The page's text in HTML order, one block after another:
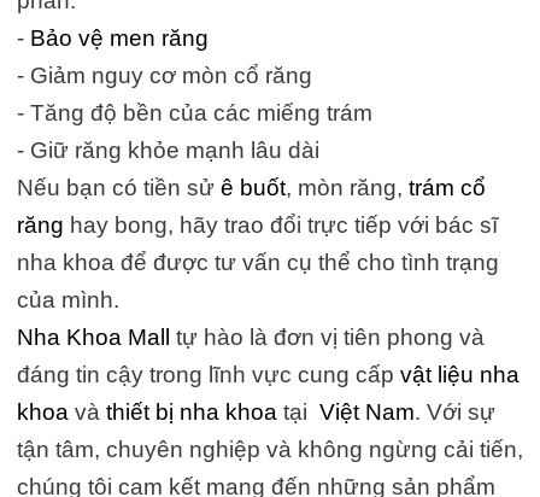
- Bảo vệ men răng
- Giảm nguy cơ mòn cổ răng
- Tăng độ bền của các miếng trám
- Giữ răng khỏe mạnh lâu dài
Nếu bạn có tiền sử ê buốt, mòn răng, trám cổ
răng hay bong, hãy trao đổi trực tiếp với bác sĩ
nha khoa để được tư vấn cụ thể cho tình trạng
của mình.
Nha Khoa Mall
tự hào là đơn vị tiên phong và
đáng tin cậy trong lĩnh vực cung cấp vật liệu nha
khoa và thiết bị nha khoa tại Việt Nam. Với sự
tận tâm, chuyên nghiệp và không ngừng cải tiến,
chúng tôi cam kết mang đến những sản phẩm